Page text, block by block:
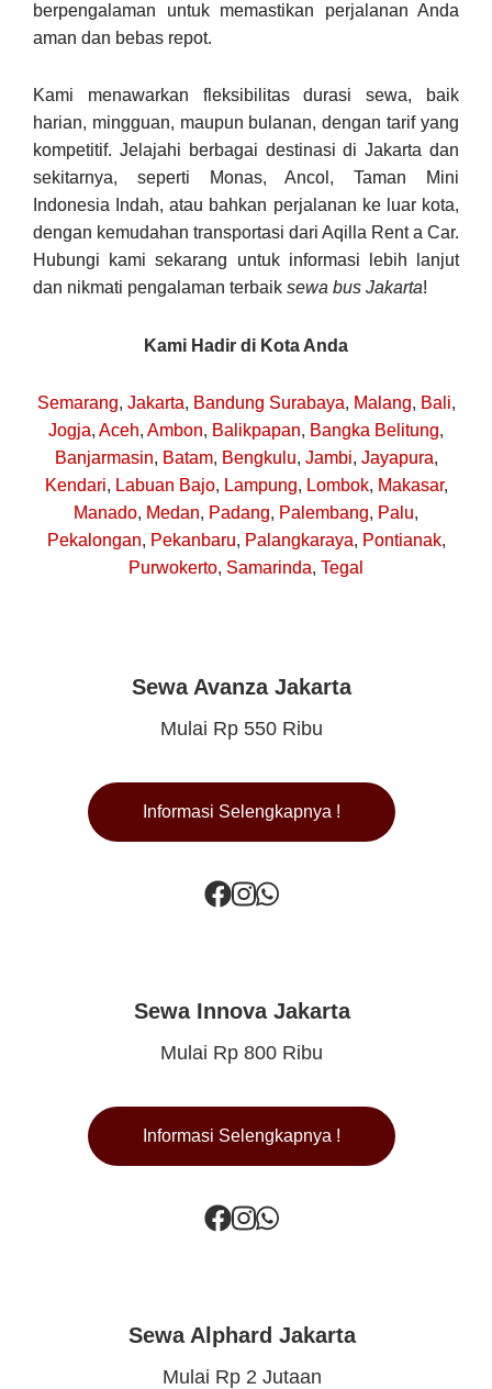
berpengalaman untuk memastikan perjalanan Anda
aman dan bebas repot.
Kami menawarkan fleksibilitas durasi sewa, baik
harian, mingguan, maupun bulanan, dengan tarif yang
kompetitif. Jelajahi berbagai destinasi di Jakarta dan
sekitarnya, seperti Monas, Ancol, Taman Mini
Indonesia Indah, atau bahkan perjalanan ke luar kota,
dengan kemudahan transportasi dari Aqilla Rent a Car.
Hubungi kami sekarang untuk informasi lebih lanjut
dan nikmati pengalaman terbaik sewa bus Jakarta!
Kami Hadir di Kota Anda
Semarang, Jakarta, Bandung Surabaya, Malang, Bali,
Jogja, Aceh, Ambon, Balikpapan, Bangka Belitung,
Banjarmasin, Batam, Bengkulu, Jambi, Jayapura,
Kendari, Labuan Bajo, Lampung, Lombok, Makasar,
Manado, Medan, Padang, Palembang, Palu,
Pekalongan, Pekanbaru, Palangkaraya, Pontianak,
Purwokerto, Samarinda, Tegal
Sewa Avanza Jakarta
Mulai Rp 550 Ribu
Informasi Selengkapnya !
Sewa Innova Jakarta
Mulai Rp 800 Ribu
Informasi Selengkapnya !
Sewa Alphard Jakarta
Mulai Rp 2 Jutaan